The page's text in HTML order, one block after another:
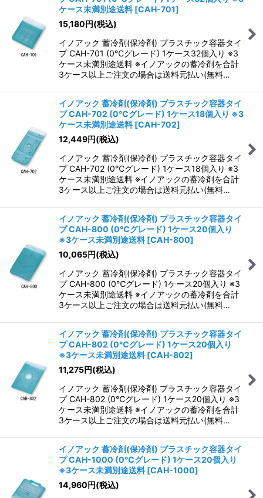
ケース未満別途送料 [CAH-701]
15,180円(税込)
イノアック 蓄冷剤(保冷剤) プラスチック容器タイ
プ CAH-701 (0℃グレード) 1ケース32個入り ※3
ケース未満別途送料 ※イノアックの蓄冷剤を合計
3ケース以上ご注文の場合は送料元払い(無料…
イノアック 蓄冷剤(保冷剤) プラスチック容器タイ
プ CAH-702 (0℃グレード) 1ケース18個入り ※3
ケース未満別途送料 [CAH-702]
12,449円(税込)
イノアック 蓄冷剤(保冷剤) プラスチック容器タイ
プ CAH-702 (0℃グレード) 1ケース18個入り ※3
ケース未満別途送料 ※イノアックの蓄冷剤を合計
3ケース以上ご注文の場合は送料元払い(無料…
イノアック 蓄冷剤(保冷剤) プラスチック容器タイ
プ CAH-800 (0℃グレード) 1ケース20個入り
※3ケース未満別途送料 [CAH-800]
10,065円(税込)
イノアック 蓄冷剤(保冷剤) プラスチック容器タイ
プ CAH-800 (0℃グレード) 1ケース20個入り ※3
ケース未満別途送料 ※イノアックの蓄冷剤を合計
3ケース以上ご注文の場合は送料元払い(無料…
イノアック 蓄冷剤(保冷剤) プラスチック容器タイ
プ CAH-802 (0℃グレード) 1ケース20個入り
※3ケース未満別途送料 [CAH-802]
11,275円(税込)
イノアック 蓄冷剤(保冷剤) プラスチック容器タイ
プ CAH-802 (0℃グレード) 1ケース20個入り ※3
ケース未満別途送料 ※イノアックの蓄冷剤を合計
3ケース以上ご注文の場合は送料元払い(無料…
イノアック 蓄冷剤(保冷剤) プラスチック容器タイ
プ CAH-1000 (0℃グレード) 1ケース20個入り
※3ケース未満別途送料 [CAH-1000]
14,960円(税込)